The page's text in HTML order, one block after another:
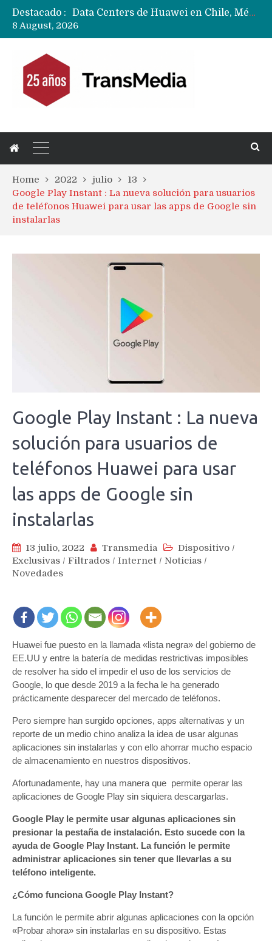
Destacado :
Data Centers de Huawei en Chile, México, Brasil,Perú y Argentina podrían verse afectados por arremetida de EE.UU
8 August, 2026
Home 2022 julio
13
Google Play Instant : La nueva solución para usuarios
de teléfonos Huawei para usar las apps de Google sin
instalarlas
Google Play Instant : La nueva
solución para usuarios de
teléfonos Huawei para usar
las apps de Google sin
instalarlas
13 julio, 2022 Transmedia Dispositivo /
Exclusivas / Filtrados / Internet / Noticias /
Novedades
Huawei fue puesto en la llamada «lista negra» del gobierno de
EE.UU y entre la batería de medidas restrictivas imposibles
de resolver ha sido el impedir el uso de los servicios de
Google, lo que desde 2019 a la fecha le ha generado
prácticamente desparecer del mercado de teléfonos.
Pero siempre han surgido opciones, apps alternativas y un
reporte de un medio chino analiza la idea de usar algunas
aplicaciones sin instalarlas y con ello ahorrar mucho espacio
de almacenamiento en nuestros dispositivos.
Afortunadamente, hay una manera que permite operar las
aplicaciones de Google Play sin siquiera descargarlas.
Google Play le permite usar algunas aplicaciones sin
presionar la pestaña de instalación. Esto sucede con la
ayuda de Google Play Instant. La función le permite
administrar aplicaciones sin tener que llevarlas a su
teléfono inteligente.
¿Cómo funciona Google Play Instant?
La función le permite abrir algunas aplicaciones con la opción
«Probar ahora» sin instalarlas en su dispositivo. Estas